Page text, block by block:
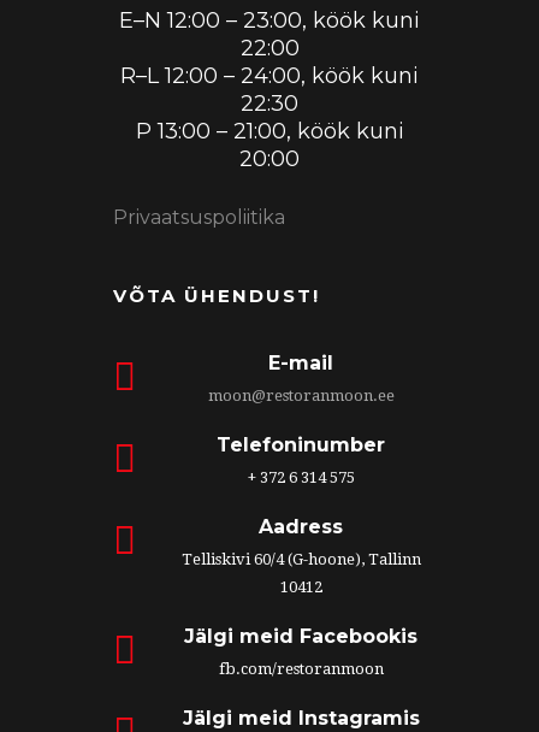
E–N 12:00 – 23:00, köök kuni
22:00
R–L 12:00 – 24:00, köök kuni
22:30
P 13:00 – 21:00, köök kuni
20:00
Privaatsuspoliitika
VÕTA ÜHENDUST!
E-mail
moon@restoranmoon.ee
Telefoninumber
+ 372 6 314 575
Aadress
Telliskivi 60/4 (G-hoone), Tallinn
10412
Jälgi meid Facebookis
fb.com/restoranmoon
Jälgi meid Instagramis